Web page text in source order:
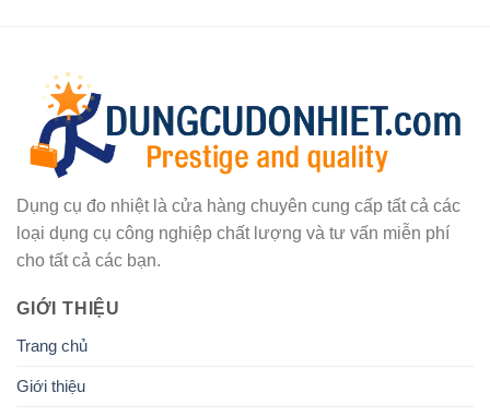
Dụng cụ đo nhiệt là cửa hàng chuyên cung cấp tất cả các
loại dụng cụ công nghiệp chất lượng và tư vấn miễn phí
cho tất cả các bạn.
GIỚI THIỆU
Trang chủ
Giới thiệu